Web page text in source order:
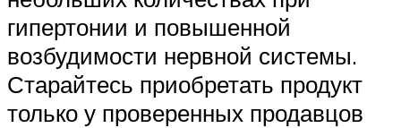
гипертонии и повышенной
возбудимости нервной системы.
Старайтесь приобретать продукт
только у проверенных продавцов